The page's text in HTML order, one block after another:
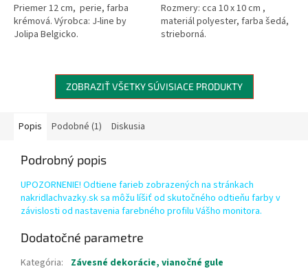
Priemer 12 cm, perie, farba
krémová. Výrobca: J-line by
Jolipa Belgicko.
Rozmery: cca 10 x 10 cm ,
materiál polyester, farba šedá,
strieborná.
ZOBRAZIŤ VŠETKY SÚVISIACE PRODUKTY
Popis Podobné (1) Diskusia
Podrobný popis
UPOZORNENIE! Odtiene farieb zobrazených na stránkach
nakridlachvazky.sk sa môžu líšiť od skutočného odtieňu farby v
závislosti od nastavenia farebného profilu Vášho monitora.
Dodatočné parametre
Kategória:
Závesné dekorácie, vianočné gule